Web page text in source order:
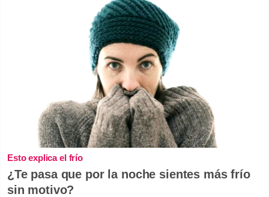
Esto explica el frío
¿Te pasa que por la noche sientes más frío
sin motivo?